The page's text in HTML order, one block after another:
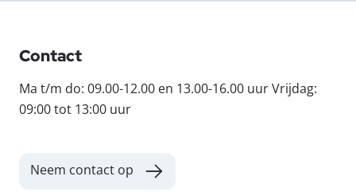
Contact
Ma t/m do: 09.00-12.00 en 13.00-16.00 uur Vrijdag:
09:00 tot 13:00 uur
Neem contact op